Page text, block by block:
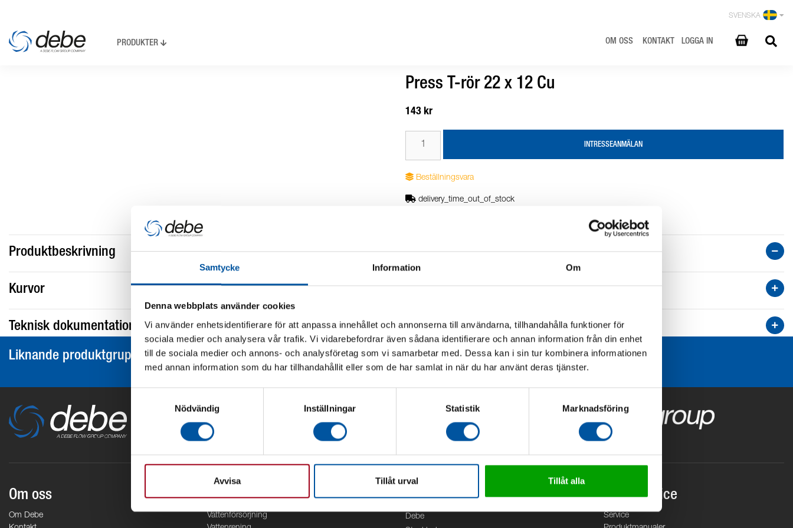
Samtycke Information Om
Denna webbplats använder cookies
Vi använder enhetsidentifierare för att anpassa innehållet och annonserna till användarna, tillhandahålla funktioner för
sociala medier och analysera vår trafik. Vi vidarebefordrar även sådana identifierare och annan information från din enhet
till de sociala medier och annons- och analysföretag som vi samarbetar med. Dessa kan i sin tur kombinera informationen
med annan information som du har tillhandahållit eller som de har samlat in när du har använt deras tjänster.
Nödvändig
Inställningar Statistik Marknadsföring
Avvisa Tillåt urval Tillåt alla
SVENSKA
PRODUKTER OM OSS KONTAKT LOGGA IN
Press T-rör 22 x 12 Cu
143 kr
INTRESSEANMÄLAN
Beställningsvara
delivery_time_out_of_stock
Produktbeskrivning
Kurvor
Teknisk dokumentation
Liknande produktgrupper
Om oss
Om Debe
Områden
Vattenförsörjning
Kontor
Debe
Kundservice
Service